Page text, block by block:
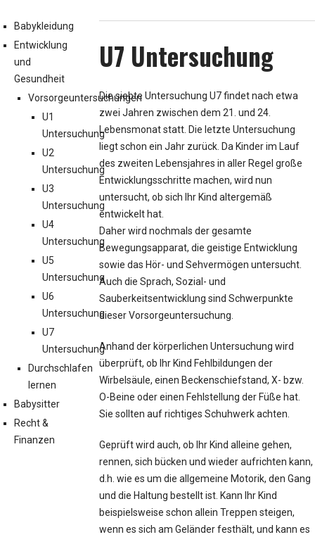
U7 Untersuchung
Die siebte Untersuchung U7 findet nach etwa
zwei Jahren zwischen dem 21. und 24.
Lebensmonat statt. Die letzte Untersuchung
liegt schon ein Jahr zurück. Da Kinder im Lauf
des zweiten Lebensjahres in aller Regel große
Entwicklungsschritte machen, wird nun
untersucht, ob sich Ihr Kind altergemäß
entwickelt hat.
Daher wird nochmals der gesamte
Bewegungsapparat, die geistige Entwicklung
sowie das Hör- und Sehvermögen untersucht.
Auch die Sprach, Sozial- und
Sauberkeitsentwicklung sind Schwerpunkte
dieser Vorsorgeuntersuchung.
Anhand der körperlichen Untersuchung wird
überprüft, ob Ihr Kind Fehlbildungen der
Wirbelsäule, einen Beckenschiefstand, X- bzw.
O-Beine oder einen Fehlstellung der Füße hat.
Sie sollten auf richtiges Schuhwerk achten.
Geprüft wird auch, ob Ihr Kind alleine gehen,
rennen, sich bücken und wieder aufrichten kann,
d.h. wie es um die allgemeine Motorik, den Gang
und die Haltung bestellt ist. Kann Ihr Kind
beispielsweise schon allein Treppen steigen,
wenn es sich am Geländer festhält, und kann es
Babykleidung
Entwicklung
und
Gesundheit
Vorsorgeuntersuchungen
U1
Untersuchung
U2
Untersuchung
U3
Untersuchung
U4
Untersuchung
U5
Untersuchung
U6
Untersuchung
U7
Untersuchung
Durchschlafen
lernen
Babysitter
Recht &
Finanzen